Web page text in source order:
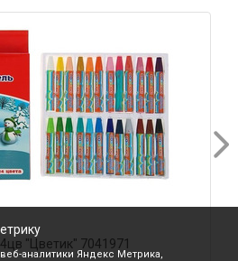
"Цветик" 7041971
аналитики Яндекс Метрика,